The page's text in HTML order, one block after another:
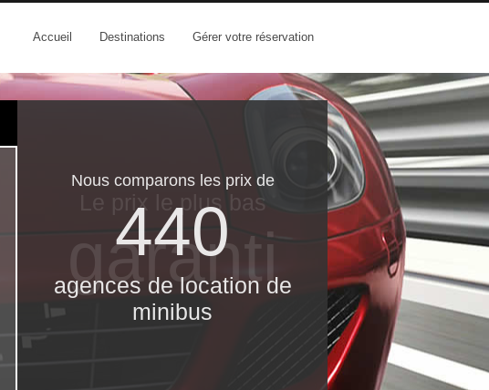
Accueil Destinations Gérer votre réservation
Nous comparons les prix de
440
agences de location de
minibus
Le prix le​ plus bas
garanti